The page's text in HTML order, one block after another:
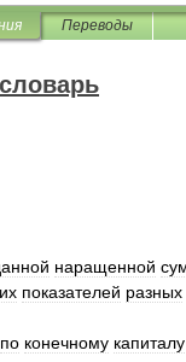
Переводы
наращенной
показателей разных
по конечному капиталу